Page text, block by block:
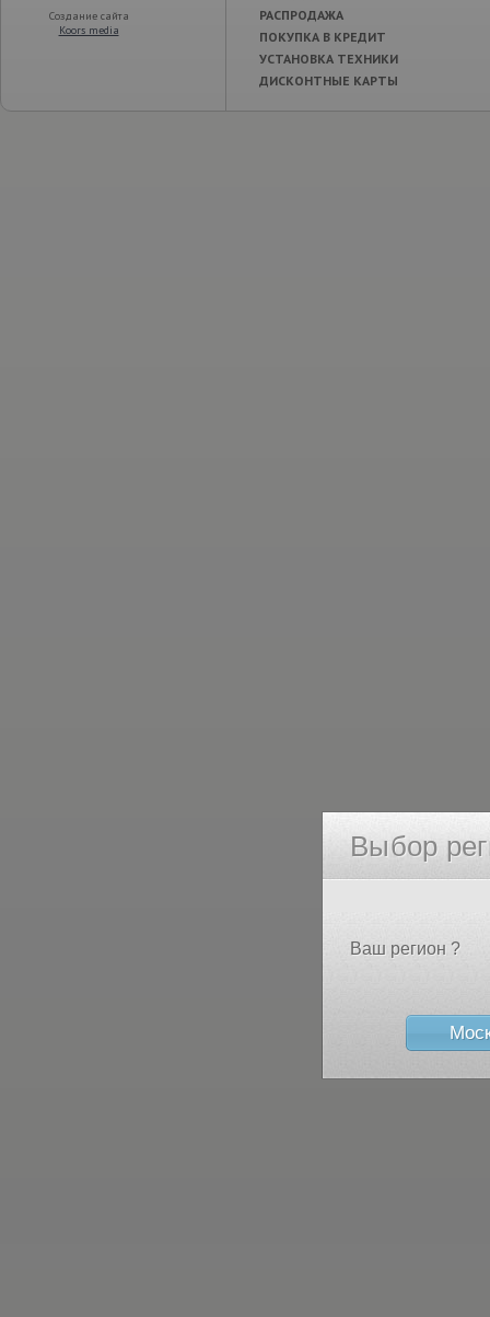
Создание сайта
Koors media
РАСПРОДАЖА
ПОКУПКА В КРЕДИТ
УСТАНОВКА ТЕХНИКИ
ДИСКОНТНЫЕ КАРТЫ
Выбор
Ваш регион ?